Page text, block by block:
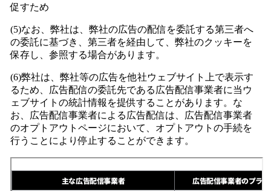
促すため
(5)なお、弊社は、弊社の広告の配信を委託する第三者へ
の委託に基づき、第三者を経由して、弊社のクッキーを
保存し、参照する場合があります。
(6)弊社は、弊社等の広告を他社ウェブサイト上で表示す
るため、広告配信の委託先である広告配信事業者に当ウ
ェブサイトの統計情報を提供することがあります。な
お、広告配信事業者による広告配信は、広告配信事業者
のオプトアウトページにおいて、オプトアウトの手続を
行うことにより停止することができます。